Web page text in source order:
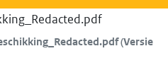
(Versie